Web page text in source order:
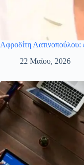
Αφροδίτη Λατινοπούλου:
22 Μαΐου, 2026